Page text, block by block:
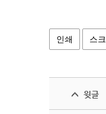
인쇄 스
윗글